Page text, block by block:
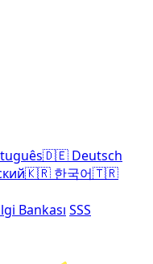
🇩🇪 Deutsch
🇰🇷 한국어🇹🇷
Bankası SSS